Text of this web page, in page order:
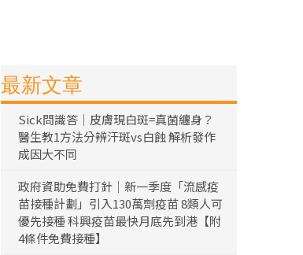
最新文章
Sick問識答｜皮膚現白斑=真菌纏身？
醫生教1方法分辨汗斑vs白蝕 解析發作
成因大不同
政府資助免費打針｜新一季度「流感疫
苗接種計劃」引入130萬劑疫苗 8類人可
優先接種 科興疫苗最快月底先到港【附
4條件免費接種】